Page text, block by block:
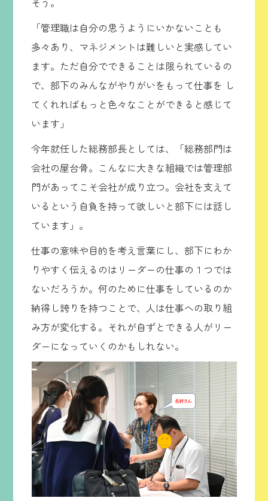
「管理職は自分の思うようにいかないことも
多々あり、マネジメントは難しいと実感してい
ます。ただ自分でできることは限られているの
で、部下のみんながやりがいをもって仕事を し
てくれればもっと色々なことができると感じて
います」
今年就任した総務部長としては、「総務部門は
会社の屋台骨。こんなに大きな組織では管理部
門があってこそ会社が成り立つ。会社を支えて
いるという自負を持って欲しいと部下には話し
ています」。
仕事の意味や目的を考え言葉にし、部下にわか
りやすく伝えるのはリーダーの仕事の１つでは
ないだろうか。何のために仕事をしているのか
納得し誇りを持つことで、人は仕事への取り組
み方が変化する。それが自ずとできる人がリー
ダーになっていくのかもしれない。